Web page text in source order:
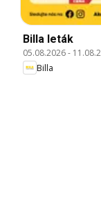
Billa leták
05.08.2026-
Billa